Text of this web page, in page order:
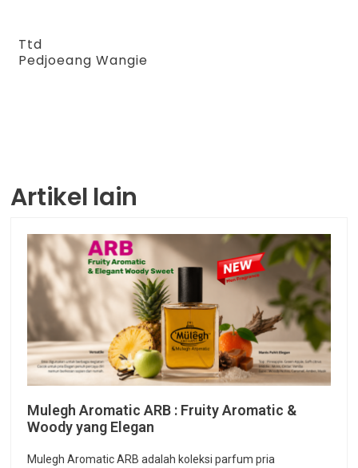
Ttd
Pedjoeang Wangie
Artikel lain
Mulegh Aromatic ARB : Fruity Aromatic &
Woody yang Elegan
Mulegh Aromatic ARB adalah koleksi parfum pria